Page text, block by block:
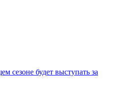
сезоне будет выступать за